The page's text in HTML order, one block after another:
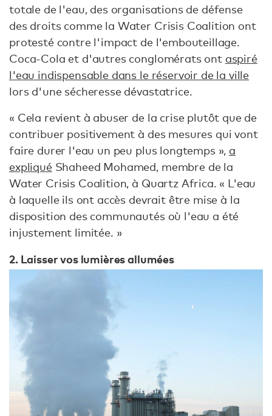
totale de l'eau, des organisations de défense
des droits comme la Water Crisis Coalition ont
protesté contre l'impact de l'embouteillage.
Coca-Cola et d'autres conglomérats ont aspiré
l'eau indispensable dans le réservoir de la ville
lors d'une sécheresse dévastatrice.
« Cela revient à abuser de la crise plutôt que de
contribuer positivement à des mesures qui vont
faire durer l'eau un peu plus longtemps », a
expliquéShaheed Mohamed, membre de la
Water Crisis Coalition, à Quartz Africa. « L'eau
à laquelle ils ont accès devrait être mise à la
disposition des communautés où l'eau a été
injustement limitée. »
2. Laisser vos lumières allumées